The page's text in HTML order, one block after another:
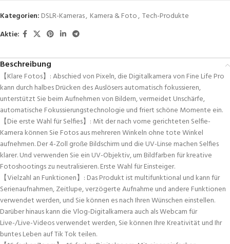
Kategorien: DSLR-Kameras, Kamera & Foto, Tech-Produkte
Aktie:
Beschreibung
【Klare Fotos】: Abschied von Pixeln, die Digitalkamera von Fine Life Pro
kann durch halbes Drücken des Auslösers automatisch fokussieren,
unterstützt Sie beim Aufnehmen von Bildern, vermeidet Unschärfe,
automatische Fokussierungstechnologie und friert schöne Momente ein.
【Die erste Wahl für Selfies】: Mit der nach vorne gerichteten Selfie-
Kamera können Sie Fotos aus mehreren Winkeln ohne tote Winkel
aufnehmen. Der 4-Zoll große Bildschirm und die UV-Linse machen Selfies
klarer. Und verwenden Sie ein UV-Objektiv, um Bildfarben für kreative
Fotoshootings zu neutralisieren. Erste Wahl für Einsteiger.
【Vielzahl an Funktionen】: Das Produkt ist multifunktional und kann für
Serienaufnahmen, Zeitlupe, verzögerte Aufnahme und andere Funktionen
verwendet werden, und Sie können es nach Ihren Wünschen einstellen.
Darüber hinaus kann die Vlog-Digitalkamera auch als Webcam für
Live-/Live-Videos verwendet werden, Sie können Ihre Kreativität und Ihr
buntes Leben auf Tik Tok teilen.